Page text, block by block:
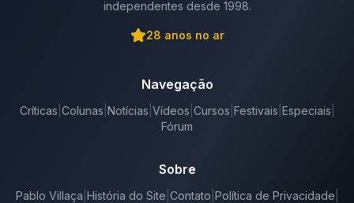
independentes desde 1998.
28 anos no ar
Navegação
Críticas Colunas Notícias Vídeos Cursos Festivais Especiais
Fórum
Sobre
Pablo Villaça História do Site Contato Política de Privacidade